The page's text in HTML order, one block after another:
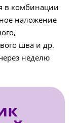
в комбинации
наложение
шва и др.
неделю